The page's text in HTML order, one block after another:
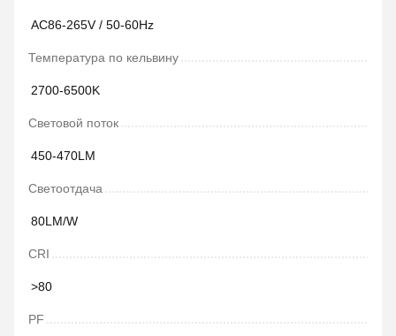
AC86-265V / 50-60Hz
Температура по кельвину
2700-6500K
Световой поток
450-470LM
Светоотдача
80LM/W
CRI
>80
PF